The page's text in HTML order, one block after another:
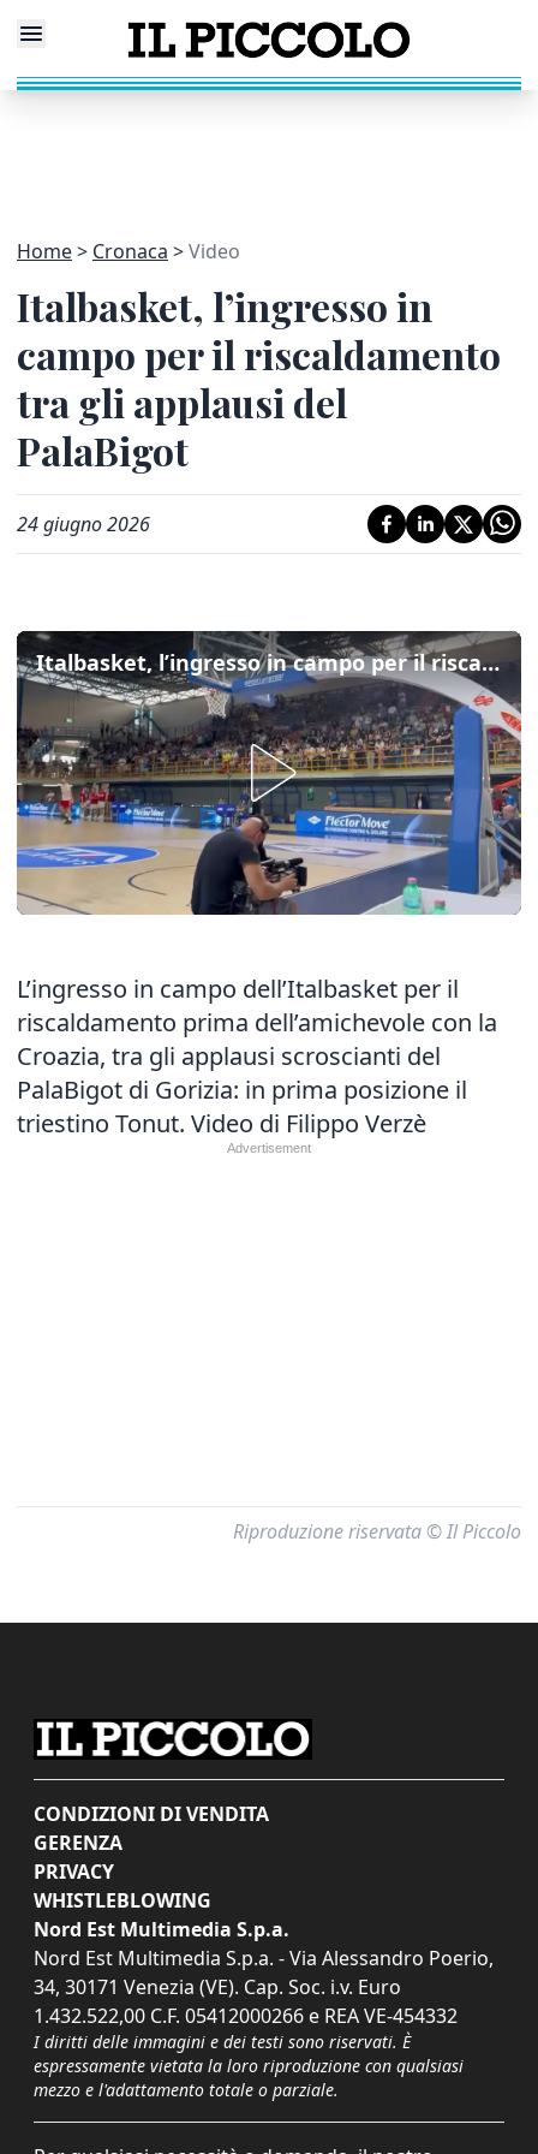
Home Cronaca Video
Italbasket, l’ingresso in
campo per il riscaldamento
tra gli applausi del
PalaBigot
24 giugno 2026
Italbasket, l’ingresso in campo per il riscaldamento tra gli applausi del PalaBigot
L’ingresso in campo dell’Italbasket per il
riscaldamento prima dell’amichevole con la
Croazia, tra gli applausi scroscianti del
PalaBigot di Gorizia: in prima posizione il
triestino Tonut. Video di Filippo Verzè
Riproduzione riservata © Il Piccolo
CONDIZIONI DI VENDITA
GERENZA
PRIVACY
WHISTLEBLOWING
Nord Est Multimedia S.p.a.
Nord Est Multimedia S.p.a. - Via Alessandro Poerio,
34, 30171 Venezia (VE). Cap. Soc. i.v. Euro
1.432.522,00 C.F. 05412000266 e REA VE-454332
I diritti delle immagini e dei testi sono riservati. È
espressamente vietata la loro riproduzione con qualsiasi
mezzo e l'adattamento totale o parziale.